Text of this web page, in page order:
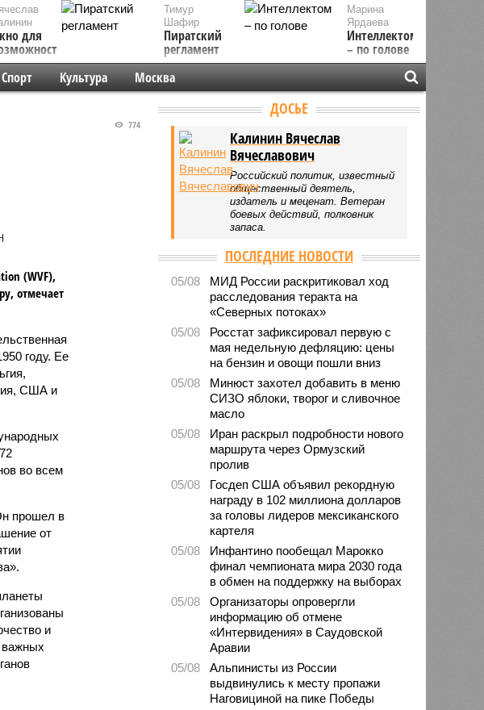
для
Марина
Ярдаева
Интеллектом
– по голове
Тимур
Шафир
Пиратский
регламент
Спорт Культура Москва
774
(WVF),
отмечает
году. Ее
США и
во всем
прошел в
от
и
важных
ДОСЬЕ
Калинин Вячеслав
Вячеславович
Российский политик, известный
общественный деятель,
издатель и меценат. Ветеран
боевых действий, полковник
запаса.
ПОСЛЕДНИЕ НОВОСТИ
05/08
МИД России раскритиковал ход
расследования теракта на
«Северных потоках»
05/08
Росстат зафиксировал первую с
мая недельную дефляцию: цены
на бензин и овощи пошли вниз
05/08
Минюст захотел добавить в меню
СИЗО яблоки, творог и сливочное
масло
05/08
Иран раскрыл подробности нового
маршрута через Ормузский
пролив
05/08
Госдеп США объявил рекордную
награду в 102 миллиона долларов
за головы лидеров мексиканского
картеля
05/08
Инфантино пообещал Марокко
финал чемпионата мира 2030 года
в обмен на поддержку на выборах
05/08
Организаторы опровергли
информацию об отмене
«Интервидения» в Саудовской
Аравии
05/08
Альпинисты из России
выдвинулись к месту пропажи
Наговициной на пике Победы